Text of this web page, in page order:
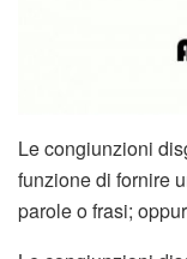
Le congiunzioni
funzione di fornire
parole o frasi;